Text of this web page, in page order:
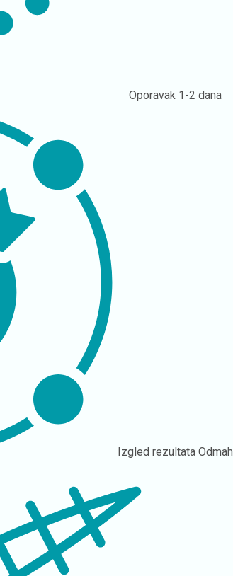
Oporavak 1-2 dana
Izgled rezultata Odmah